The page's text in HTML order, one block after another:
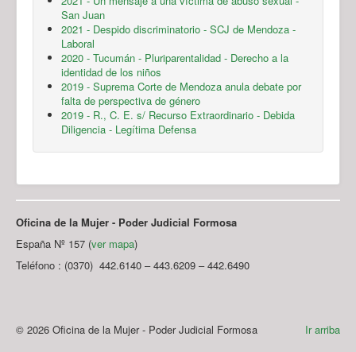
San Juan
2021 - Despido discriminatorio - SCJ de Mendoza -
Laboral
2020 - Tucumán - Pluriparentalidad - Derecho a la
identidad de los niños
2019 - Suprema Corte de Mendoza anula debate por
falta de perspectiva de género
2019 - R., C. E. s/ Recurso Extraordinario - Debida
Diligencia - Legítima Defensa
Oficina de la Mujer - Poder Judicial Formosa
España Nº 157 (ver mapa)
Teléfono : (0370) 442.6140 – 443.6209 – 442.6490
Ir arriba
© 2026 Oficina de la Mujer - Poder Judicial Formosa